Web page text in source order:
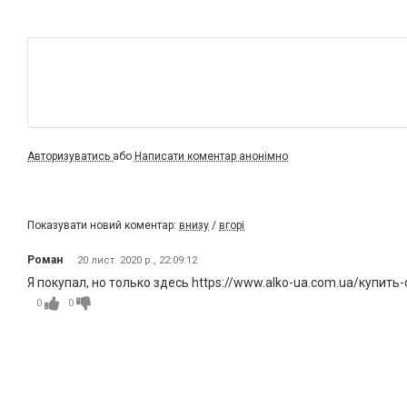
Авторизуватись або Написати коментар анонімно
Показувати новий коментар: внизу / вгорі
Роман 20 лист. 2020 р., 22:09:12
Я покупал, но только здесь https://www.alko-ua.com.ua/
0 0